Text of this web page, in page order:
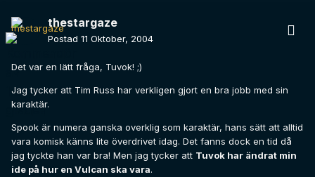
thestargaze
Postad 11 Oktober, 2004
Det var en lätt fråga, Tuvok! ;)
Jag tycker att Tim Russ har verkligen gjort en bra jobb med sin
karaktär.
Spook är numera ganska overklig som karaktär, hans sätt att alltid
vara komisk känns lite överdrivet idag. Det fanns dock en tid då
jag tyckte han var bra! Men jag tycker att Tuvok har ändrat min
ide på hur en Vulcan ska vara.